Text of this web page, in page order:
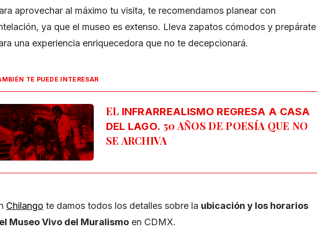
aprovechar al máximo tu visita, te recomendamos planear con
ya que el museo es extenso. Lleva zapatos cómodos y prepárate
una experiencia enriquecedora que no te decepcionará.
TE PUEDE INTERESAR
EL INFRARREALISMO REGRESA A CASA
DEL LAGO. 50 AÑOS DE POESÍA QUE NO
SE ARCHIVA
Chilango te damos todos los detalles sobre la ubicación y los horarios
Museo Vivo del Muralismo en CDMX.